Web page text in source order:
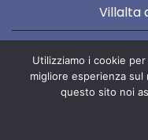
Villalta
Esce il
titolo
Utilizziamo i cookie
migliore esperienza
questo sito noi